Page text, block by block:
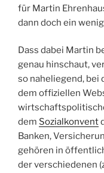
für Martin
dann doch ein
Dass dabei Martin
genau hinschaut,
so naheliegend, bei
dem offiziellen
dem Sozialkonvent
Banken,
gehören in
der verschiedenen